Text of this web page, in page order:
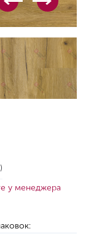
у менеджера